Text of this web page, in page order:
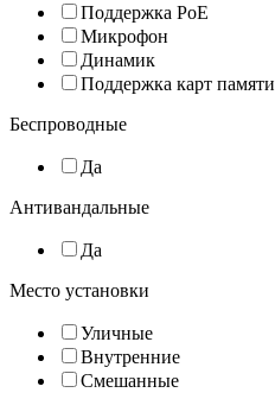
Поддержка PoE
Микрофон
Динамик
Поддержка карт памяти
Беспроводные
Да
Антивандальные
Да
Место установки
Уличные
Внутренние
Смешанные